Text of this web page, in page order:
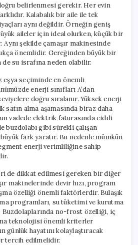
belirlenmesi gerekir. Her evin
Kalabalık bir aile ile tek
aynı değildir. Örneğin geniş
aileler için ideal olurken, küçük bir
şekilde çamaşır makinesinde
önemlidir. Gereğinden büyük bir
su israfına neden olabilir.
seçiminde en önemli
enerji sınıfları A’dan
doğru sıralanır. Yüksek enerji
satın alma aşamasında biraz daha
vadede elektrik faturasında ciddi
buzdolabı gibi sürekli çalışan
fark yaratır. Bu nedenle mümkün
enerji verimliliğine sahip
de dikkat edilmesi gereken bir diğer
makinelerinde devir hızı, program
özelliği önemli faktörlerdir. Bulaşık
programları, su tüketimi ve kurutma
Buzdolaplarında no-frost özelliği, iç
teknolojisi önemli kriterler
günlük hayatını kolaylaştıracak
tercih edilmelidir.